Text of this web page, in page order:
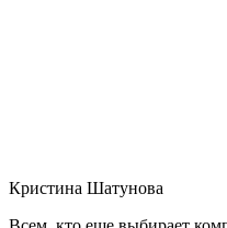
Кристина Шатунова